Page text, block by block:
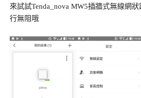
來試試Tenda_nova MW5插牆式無線網
行無阻哦